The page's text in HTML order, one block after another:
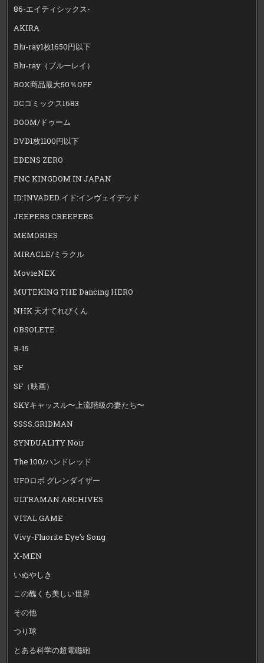
86-エイティシックス-
AKIRA
Blu-ray1枚1650円以下
Blu-ray（ブルーレイ）
BOX商品最大50％OFF
DCコミックス1683
DOOM/ドゥーム
DVD1枚1100円以下
EDENS ZERO
FNC KINGDOM IN JAPAN
ID:INVADED イド:インヴェイデッド
JEEPERS CREEPERS
MEMORIES
MIRACLE/ミラクル
MovieNEX
MUTEKING THE Dancing HERO
NHK 天才てれびくん
OBSOLETE
R-15
SF
SF（映画）
SKYキャッスル〜上流階級の妻たち〜
SSSS.GRIDMAN
SYNDUALITY Noir
The 100/ハンドレッド
UFOロボ グレンダイザー
ULTRAMAN ARCHIVES
VITAL GAME
Vivy-Fluorite Eye’s Song
X-MEN
いぬやしき
この醜くも美しい世界
その他
つり球
とある科学の超電磁砲